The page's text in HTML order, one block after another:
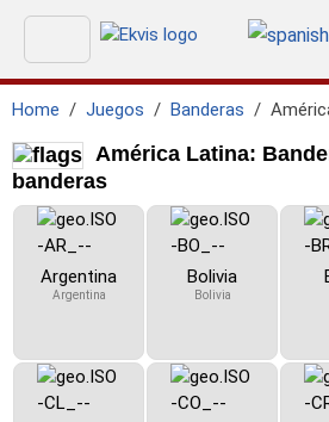
Home Juegos Banderas
América Latina:
banderas
Argentina
Argentina
Bolivia
Bolivia